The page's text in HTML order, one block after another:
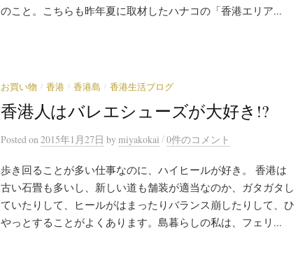
のこと。こちらも昨年夏に取材したハナコの「香港エリア...
お買い物 / 香港 / 香港島 / 香港生活ブログ
香港人はバレエシューズが大好き!?
Postedon 2015年1月27日 by miyakokai /0件のコメント
歩き回ることが多い仕事なのに、ハイヒールが好き。 香港は
古い石畳も多いし、新しい道も舗装が適当なのか、ガタガタし
ていたりして、ヒールがはまったりバランス崩したりして、ひ
やっとすることがよくあります。島暮らしの私は、フェリ...